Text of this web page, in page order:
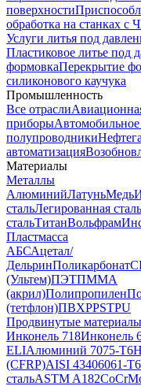
поверхности
обработка на станках с
Услуги литья под
Пластиковое литье под
формовкаПерекрытие
силиконового каучука
Промышленность
Все отрасли
приборыАвтомобильное
полупроводники
автоматизация
Материалы
Металлы
АлюминийЛатуньМедь
стальЛегированная сталь
стальТитанВольфрам
Пластмасса
АБСАцетал/
ДельринПоликарбонат
(Ультем)ПЭТПММА
(акрил)Полипропилен
(тетфлон)ПВХPPSTPU
Продвинутые материалы
Инконель 718Инконель
ELIАлюминий 7075-T6
(CFRP)AISI 43406061-T6
стальASTM A182